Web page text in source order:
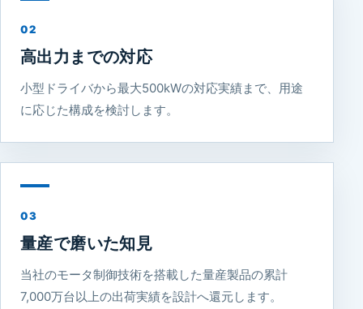
02
高出力までの対応
小型ドライバから最大500kWの対応実績まで、用途
に応じた構成を検討します。
03
量産で磨いた知見
当社のモータ制御技術を搭載した量産製品の累計
7,000万台以上の出荷実績を設計へ還元します。